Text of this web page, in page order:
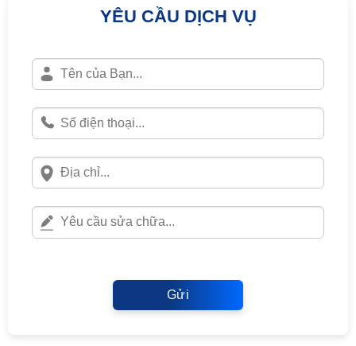
YÊU CẦU DỊCH VỤ
Gửi